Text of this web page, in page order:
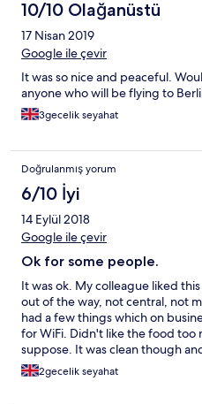
10/10 Olağanüstü
17 Nisan 2019
Google ile çevir
It was so nice and peaceful.
anyone who will be flying to
3gecelik seyahat
Doğrulanmış yorum
6/10 İyi
14 Eylül 2018
Google ile çevir
Ok for some people.
It was ok. My colleague liked
out of the way, not central, not
had a few things which on
for WiFi. Didn't like the food too
suppose. It was clean though
bed uncomfortable as the
back. Also curtains were
2gecelik seyahat